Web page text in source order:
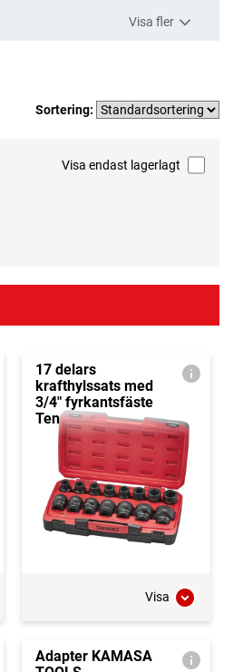
Visa fler
Sortering:
Visa endast lagerlagt
17 delars
krafthylssats med
3/4" fyrkantsfäste
Ten
Visa
Adapter KAMASA